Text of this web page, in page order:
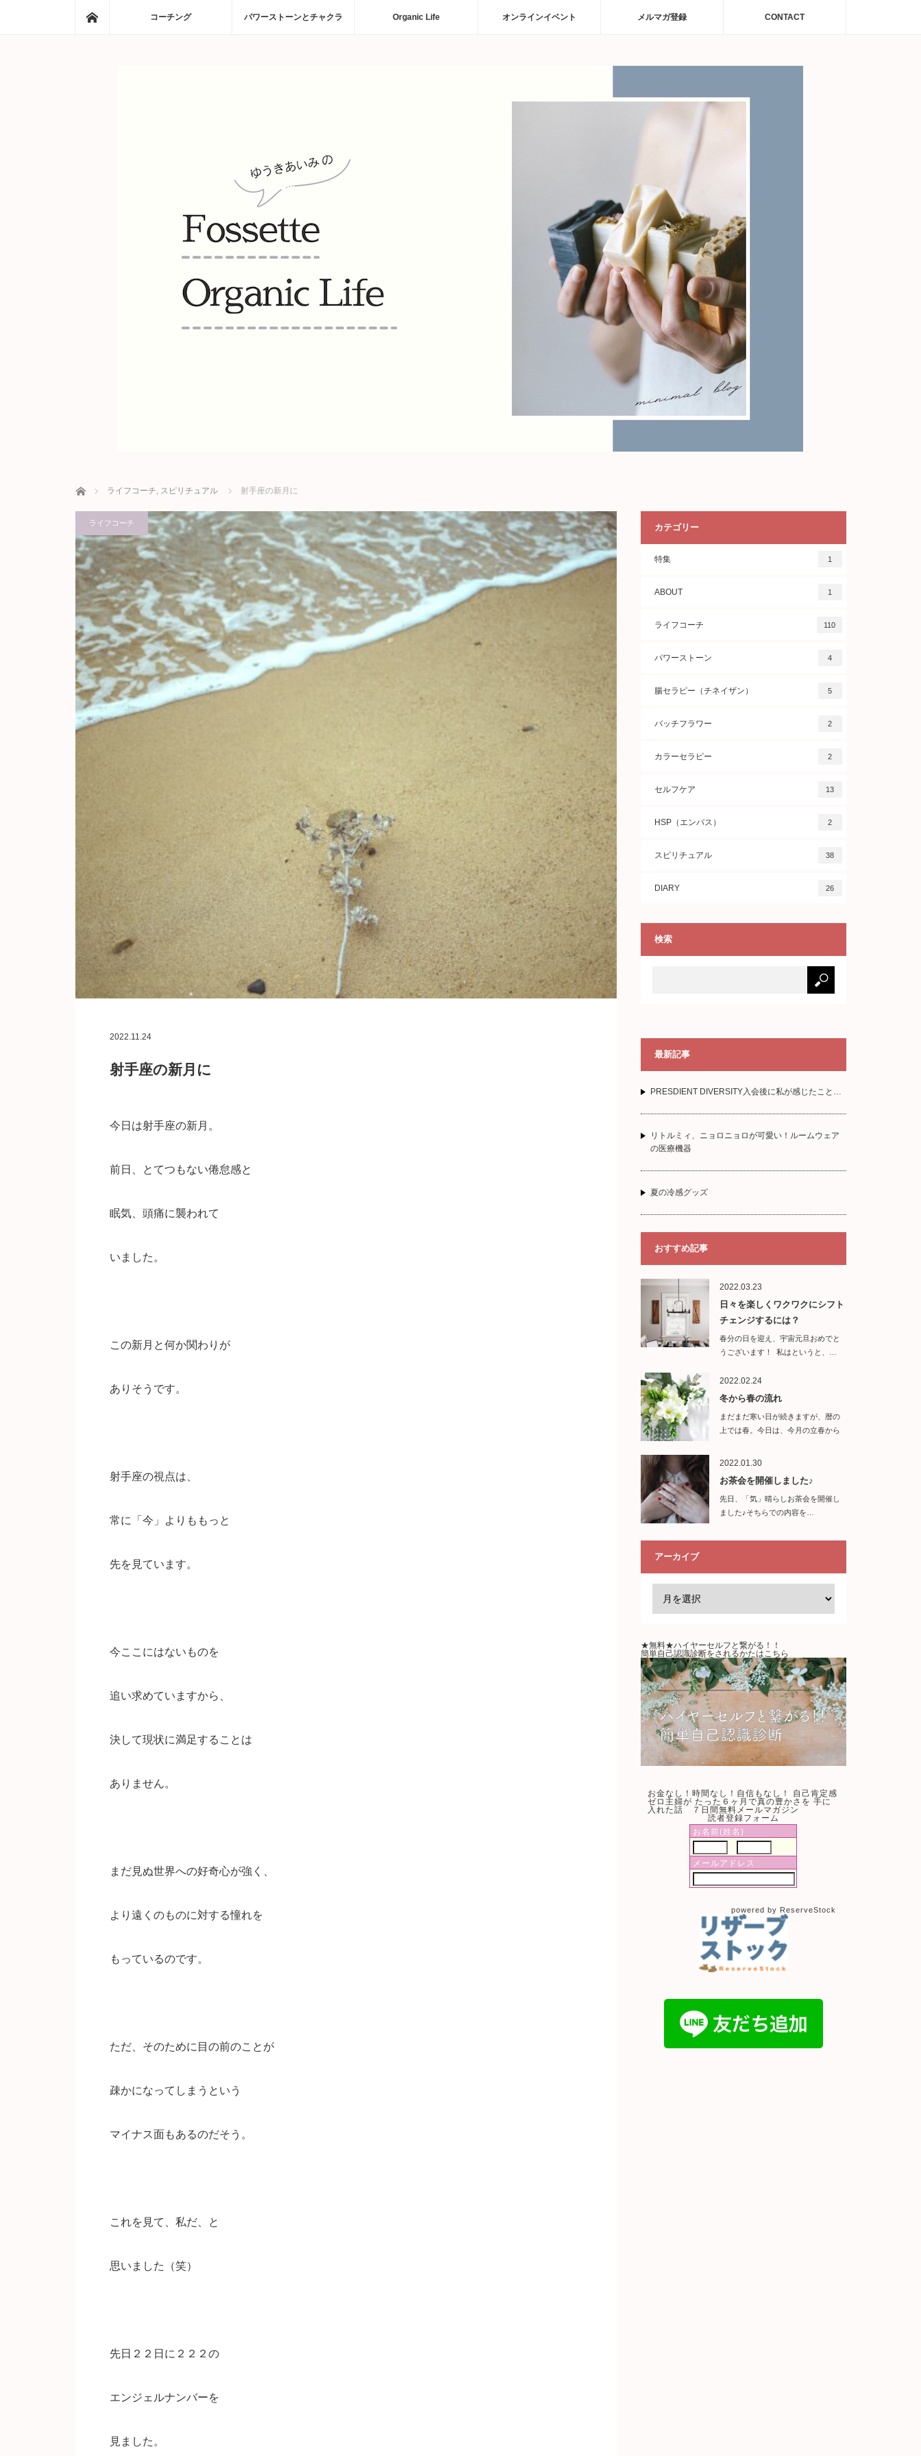
コーチング パワーストーンとチャクラ Organic Life オンラインイベント メルマガ登録 CONTACT
ホーム ライフコーチ, スピリチュアル 射手座の新月に
ライフコーチ
2022.11.24
射手座の新月に
今日は射手座の新月。
前日、とてつもない倦怠感と
眠気、頭痛に襲われて
いました。
この新月と何か関わりが
ありそうです。
射手座の視点は、
常に「今」よりももっと
先を見ています。
今ここにはないものを
追い求めていますから、
決して現状に満足することは
ありません。
まだ見ぬ世界への好奇心が強く、
より遠くのものに対する憧れを
もっているのです。
ただ、そのために目の前のことが
疎かになってしまうという
マイナス面もあるのだそう。
これを見て、私だ、と
思いました（笑）
先日２２日に２２２の
エンジェルナンバーを
見ました。
カテゴリー
特集 1
ABOUT 1
ライフコーチ 110
パワーストーン 4
腸セラピー（チネイザン） 5
バッチフラワー 2
カラーセラピー 2
セルフケア 13
HSP（エンパス） 2
スピリチュアル 38
DIARY 26
検索
最新記事
PRESDIENT DIVERSITY入会後に私が感じたこと…
リトルミィ、ニョロニョロが可愛い！ルームウェア
の医療機器
夏の冷感グッズ
おすすめ記事
2022.03.23
日々を楽しくワクワクにシフト
チェンジするには？
春分の日を迎え、宇宙元旦おめでと
うございます！ 私はというと、…
2022.02.24
冬から春の流れ
まだまだ寒い日が続きますが、暦の
上では春。今日は、今月の立春から
2022.01.30
お茶会を開催しました♪
先日、「気」晴らしお茶会を開催し
ました♪そちらでの内容を…
アーカイブ
★無料★ハイヤーセルフと繋がる！！
簡単自己認識診断をされるかたはこちら
お金なし！時間なし！自信もなし！ 自己肯定感
ゼロ主婦が たった６ヶ月で真の豊かさを 手に
入れた話 ７日間無料メールマガジン
読者登録フォーム
お名前(姓名)
メールアドレス
powered by ReserveStock